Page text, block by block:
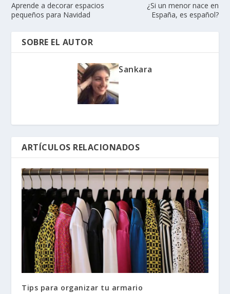
Aprende a decorar espacios
pequeños para Navidad
¿Si un menor nace en
España, es español?
SOBRE EL AUTOR
Sankara
ARTÍCULOS RELACIONADOS
Tips para organizar tu armario